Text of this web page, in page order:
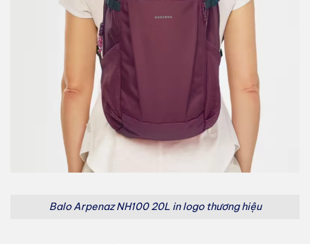
Balo Arpenaz NH100 20L in logo thương hiệu